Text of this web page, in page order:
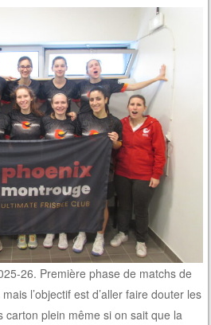
26. Première phase de matchs de
l’objectif est d’aller faire douter les
carton plein même si on sait que la